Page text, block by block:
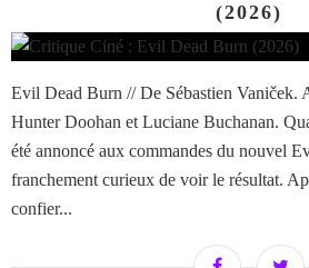
(2026)
Evil Dead Burn // De Sébastien Vaniček.
Hunter Doohan et Luciane Buchanan.
été annoncé aux commandes du nouvel
franchement curieux de voir le résultat.
confier...